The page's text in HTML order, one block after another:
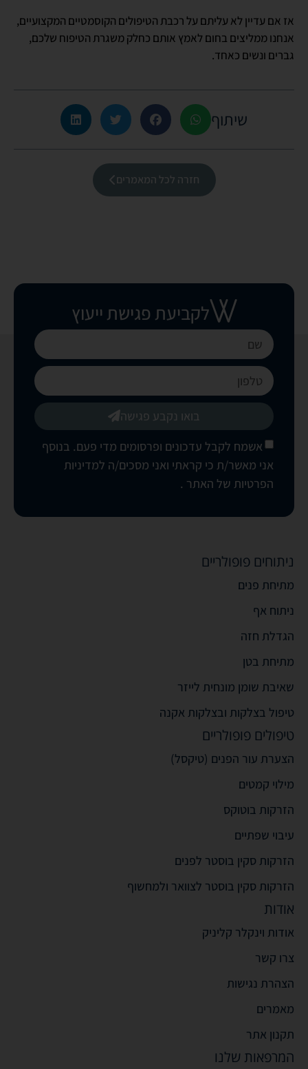
אז אם עדיין לא עליתם על רכבת הטיפולים הקוסמטיים המקצועיים,
אנחנו ממליצים בחום לאמץ אותם כחלק משגרת הטיפוח שלכם,
גברים ונשים כאחד.
שיתוף
חזרה לכל המאמרים
לקביעת פגישת ייעוץ
אשמח לקבל עדכונים ופרסומים מדי פעם. בנוסף
אני מאשר/ת כי קראתי ואני מסכים/ה למדיניות
הפרטיות של האתר .
בואו נקבע פגישה
ניתוחים פופולריים
מתיחת פנים
ניתוח אף
הגדלת חזה
מתיחת בטן
שאיבת שומן מונחית לייזר
טיפול בצלקות ובצלקות אקנה
טיפולים פופולריים
הצערת עור הפנים (טיקסל)
מילוי קמטים
הזרקות בוטוקס
עיבוי שפתיים
הזרקות סקין בוסטר לפנים
הזרקות סקין בוסטר לצוואר ולמחשוף
אודות
אודות וינקלר קליניק
צרו קשר
הצהרת נגישות
מאמרים
תקנון אתר
המרפאות שלנו